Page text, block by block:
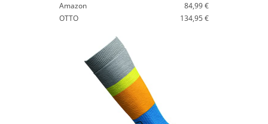
Amazon
84,99 €
OTTO
134,95 €